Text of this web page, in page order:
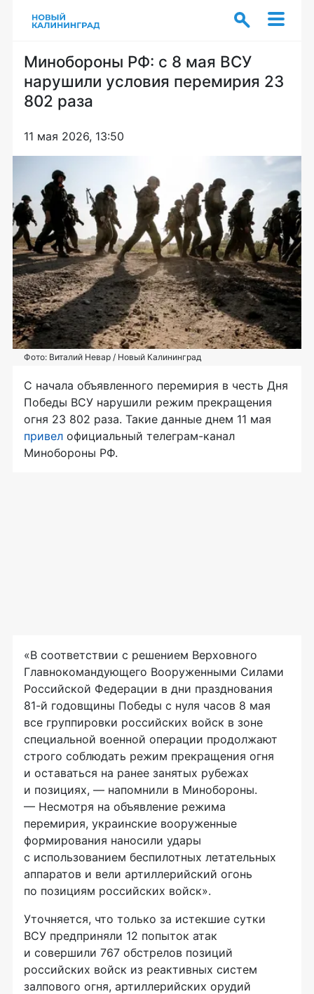
Минобороны РФ: с 8 мая ВСУ
нарушили условия перемирия 23
802 раза
11 мая 2026, 13:50
Фото: Виталий Невар / Новый Калининград
С начала объявленного перемирия в честь Дня
Победы ВСУ нарушили режим прекращения
огня 23 802 раза. Такие данные днем 11 мая
привел официальный телеграм-канал
Минобороны РФ.
«В соответствии с решением Верховного
Главнокомандующего Вооруженными Силами
Российской Федерации в дни празднования
81-й годовщины Победы с нуля часов 8 мая
все группировки российских войск в зоне
специальной военной операции продолжают
строго соблюдать режим прекращения огня
и оставаться на ранее занятых рубежах
и позициях, — напомнили в Минобороны.
— Несмотря на объявление режима
перемирия, украинские вооруженные
формирования наносили удары
с использованием беспилотных летательных
аппаратов и вели артиллерийский огонь
по позициям российских войск».
Уточняется, что только за истекшие сутки
ВСУ предприняли 12 попыток атак
и совершили 767 обстрелов позиций
российских войск из реактивных систем
залпового огня, артиллерийских орудий